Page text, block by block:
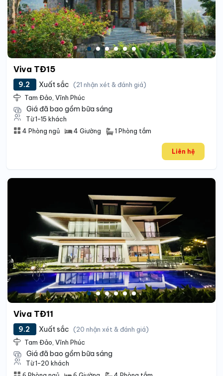
Viva TĐ15
9.2 Xuất sắc (21 nhận xét & đánh giá)
Tam Đảo, Vĩnh Phúc
Giá đã bao gồm bữa sáng
Từ 1-15 khách
4 Phòng ngủ
4 Giường 1 Phòng tắm
Liên hệ
Viva TĐ11
9.2 Xuất sắc (20 nhận xét & đánh giá)
Tam Đảo, Vĩnh Phúc
Giá đã bao gồm bữa sáng
Từ 1-20 khách